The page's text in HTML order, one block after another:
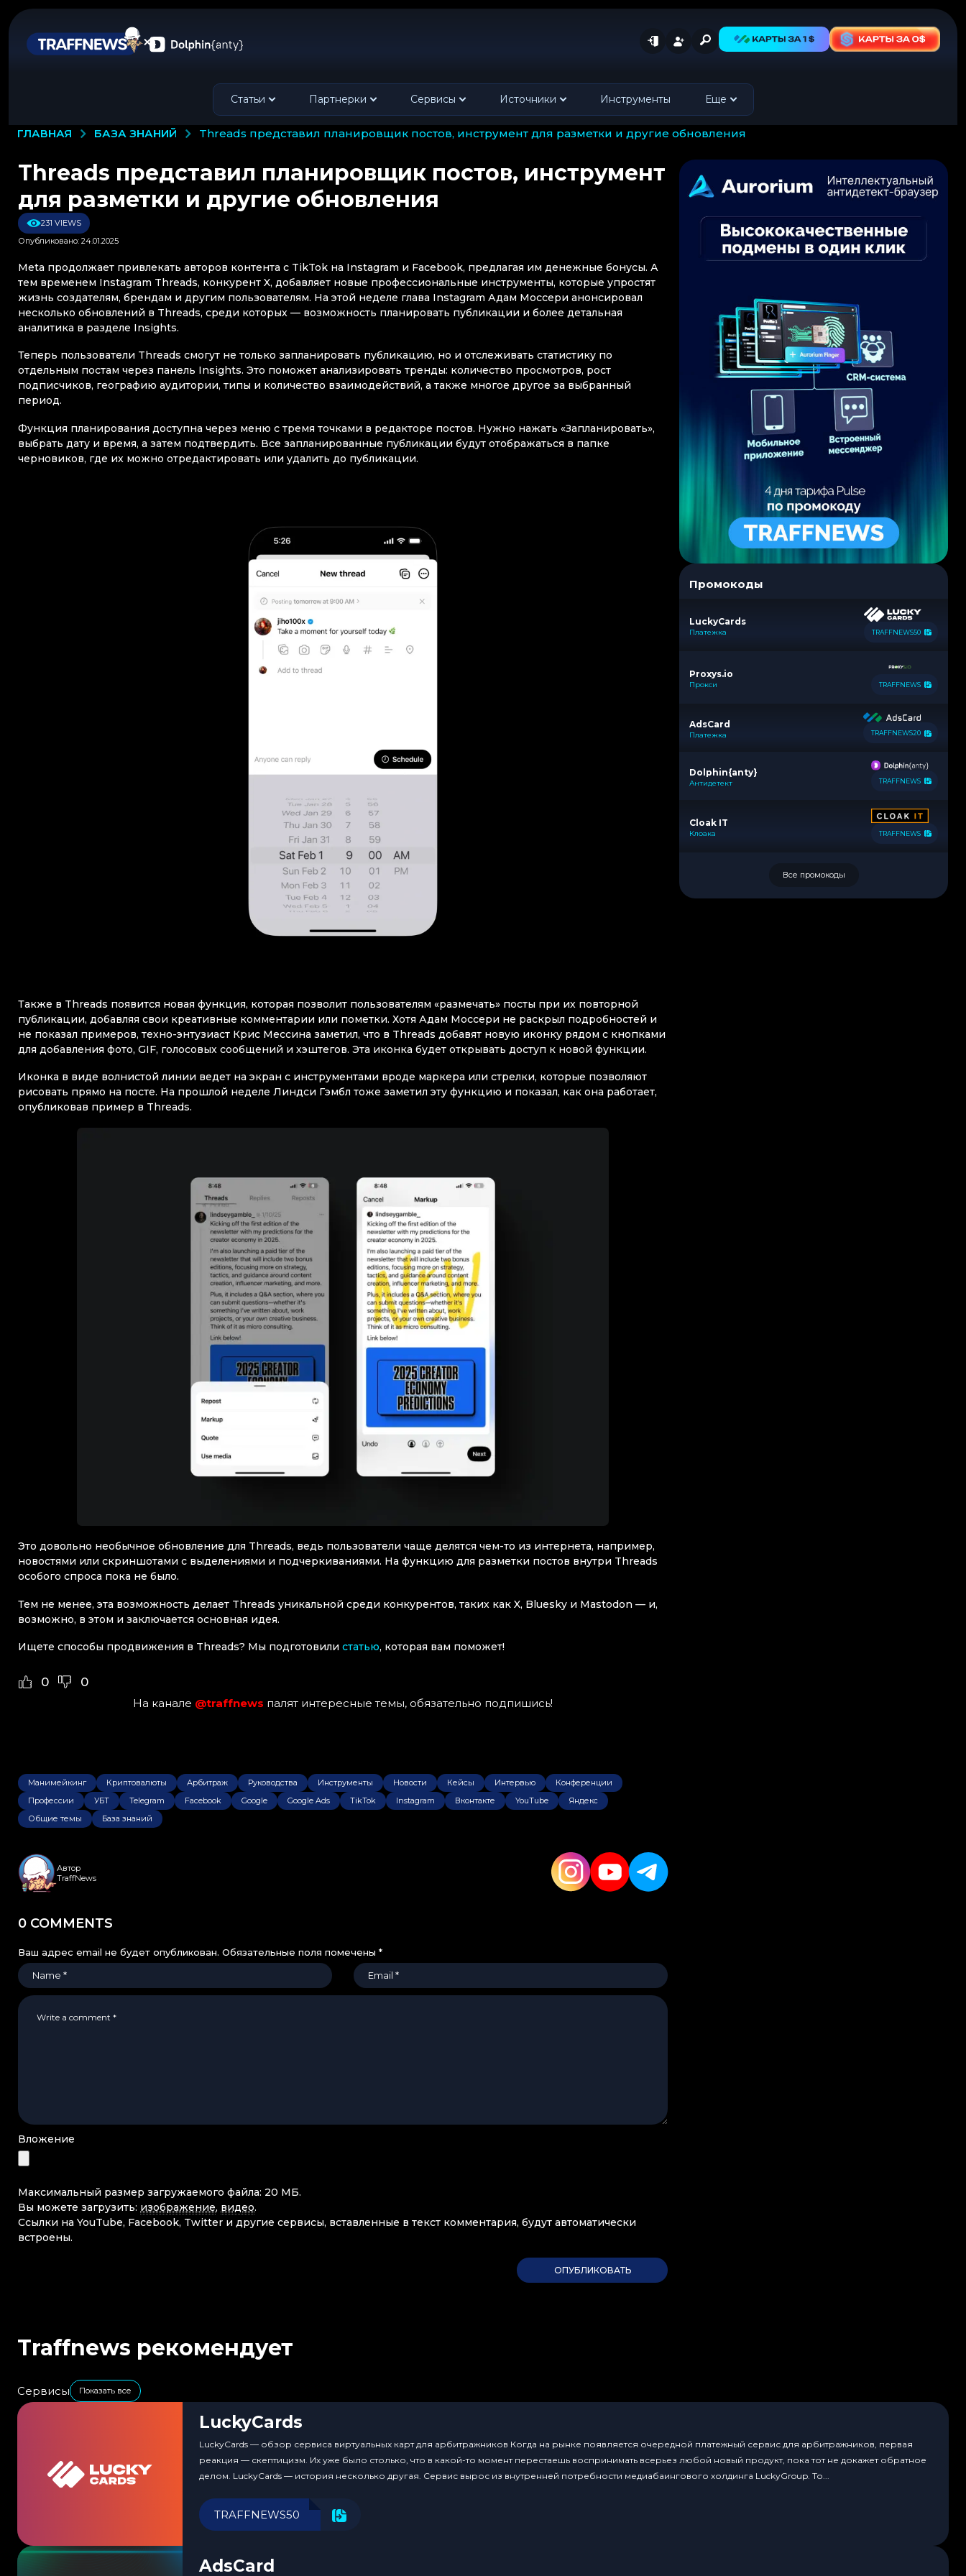
Статьи Партнерки Сервисы Источники Инструменты Еще
ГЛАВНАЯ БАЗА ЗНАНИЙ threads представил планировщик постов, инструмент для разметки и другие обновления
Threads представил планировщик постов, инструмент
для разметки и другие обновления
231 VIEWS
Опубликовано: 24.01.2025
Meta продолжает привлекать авторов контента с TikTok на Instagram и Facebook, предлагая им денежные бонусы. А
тем временем Instagram Threads, конкурент X, добавляет новые профессиональные инструменты, которые упростят
жизнь создателям, брендам и другим пользователям. На этой неделе глава Instagram Адам Моссери анонсировал
несколько обновлений в Threads, среди которых — возможность планировать публикации и более детальная
аналитика в разделе Insights.
Теперь пользователи Threads смогут не только запланировать публикацию, но и отслеживать статистику по
отдельным постам через панель Insights. Это поможет анализировать тренды: количество просмотров, рост
подписчиков, географию аудитории, типы и количество взаимодействий, а также многое другое за выбранный
период.
Функция планирования доступна через меню с тремя точками в редакторе постов. Нужно нажать «Запланировать»,
выбрать дату и время, а затем подтвердить. Все запланированные публикации будут отображаться в папке
черновиков, где их можно отредактировать или удалить до публикации.
Также в Threads появится новая функция, которая позволит пользователям «размечать» посты при их повторной
публикации, добавляя свои креативные комментарии или пометки. Хотя Адам Моссери не раскрыл подробностей и
не показал примеров, техно-энтузиаст Крис Мессина заметил, что в Threads добавят новую иконку рядом с кнопками
для добавления фото, GIF, голосовых сообщений и хэштегов. Эта иконка будет открывать доступ к новой функции.
Иконка в виде волнистой линии ведет на экран с инструментами вроде маркера или стрелки, которые позволяют
рисовать прямо на посте. На прошлой неделе Линдси Гэмбл тоже заметил эту функцию и показал, как она работает,
опубликовав пример в Threads.
Это довольно необычное обновление для Threads, ведь пользователи чаще делятся чем-то из интернета, например,
новостями или скриншотами с выделениями и подчеркиваниями. На функцию для разметки постов внутри Threads
особого спроса пока не было.
Тем не менее, эта возможность делает Threads уникальной среди конкурентов, таких как X, Bluesky и Mastodon — и,
возможно, в этом и заключается основная идея.
Ищете способы продвижения в Threads? Мы подготовили статью, которая вам поможет!
0 0
На канале @traffnews палят интересные темы, обязательно подпишись!
Манимейкинг Криптовалюты Арбитраж Руководства Инструменты Новости Кейсы Интервью
Конференции
Профессии
УБТ Telegram Facebook Google Google Ads TikTok Instagram Вконтакте YouTube
Яндекс
Общие темы
База знаний
Автор
TraffNews
0 COMMENTS
Ваш адрес email не будет опубликован. Обязательные поля помечены *
Вложение
Максимальный размер загружаемого файла: 20 МБ.
Вы можете загрузить: изображение, видео.
Ссылки на YouTube, Facebook, Twitter и другие сервисы, вставленные в текст комментария, будут автоматически
встроены.
Промокоды
LuckyCards
Платежка TRAFFNEWS50
Proxys.io
Прокси TRAFFNEWS
AdsCard
Платежка TRAFFNEWS20
Dolphin{anty}
Антидетект TRAFFNEWS
Cloak IT
Клоака TRAFFNEWS
Все промокоды
Traffnews рекомендует
Сервисы Показать все
LuckyCards
LuckyCards — обзор сервиса виртуальных карт для арбитражников Когда на рынке появляется очередной платежный сервис для арбитражников, первая
реакция — скептицизм. Их уже было столько, что в какой-то момент перестаешь воспринимать всерьез любой новый продукт, пока тот не докажет обратное
делом. LuckyCards — история несколько другая. Сервис вырос из внутренней потребности медиабаингового холдинга LuckyGroup. То...
TRAFFNEWS50
AdsCard